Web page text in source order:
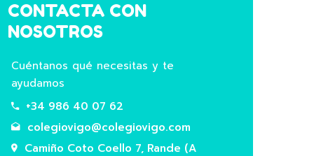
SUPERHEROÍNAS E
SUPERHEROES FUNDACIÓN LA
Este ano convertémonos en superheroes
do futuro participando na 5ª Xornada das
CONTACTA CON
NOSOTROS
Cuéntanos qué necesitas y te
ayudamos
+34 986 40 07 62
colegiovigo@colegiovigo.com
Camiño Coto Coello 7, Rande (A